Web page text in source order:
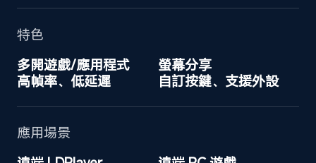
特色
多開遊戲/應用程式
螢幕分享
高幀率、低延遲
自訂按鍵、支援外設
應用場景